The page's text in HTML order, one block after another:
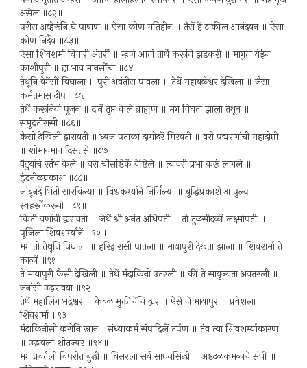
असेल ॥८२॥
परीस अव्हेरूंनि घे पाषाण ॥ ऐसा कोण मतिहीन ॥ तैसें हें टाकील आनंदवन ॥ ऐसा
कोण निर्दैव ॥८३॥
ऐसा शिवशर्मा विचारी अंतरीं ॥ म्हणे आतां तीर्थें करूनि झडकरी ॥ मागुता येईन
काशीपुरी ॥ हा भाव मानसींचा ॥८४॥
तेथूनि वेगेंसीं विघाला ॥ पुरी अवंतीस पावला ॥ तेथें महाबळेश्वर देखिला ॥ जैसा
कर्मतमास दीप ॥८५॥
तेथें करूनियां पूजन ॥ दानें तृप्त केले ब्राह्मण ॥ मग विघता झाला तेथून ॥
समुद्रतीरासी ॥८६॥
कैसी देखिली द्वारावती ॥ ध्वज पताका दामोदरें मिरवती ॥ वरी पद्मरागांची महादीप्ती
॥ शोभायमान दिसतसे ॥८७॥
वैडुर्याचे स्तंभ केले ॥ वरी चौसष्टिकें वेष्टिले ॥ त्यावरी प्रभा करूं लागले ॥
इंद्रनीळप्रकाश ॥८८॥
जांबूनदें भिंती सारविल्या ॥ विश्वकर्म्यानें निर्मिल्या ॥ बुद्धिप्रकाशें आपुल्य ।
स्वहस्तेंकरूनी ॥८९॥
किती वर्णावी द्वारावती ॥ जेथें श्री अनंत अधिपती ॥ तो तुळसीदळीं लक्ष्मीपती ॥
पूजिला शिवशर्म्यानें ॥९०॥
मग तो तेथूनि निघाला ॥ हरिद्वारासी पातला ॥ मायापुरी देखता झाला ॥ शिवशर्मा ते
काळीं ॥९१॥
ते मायापुरी कैसी देखिली ॥ तेथें मंदाकिनी उतरली ॥ कीं ते सायुज्यता अवतरली ॥
जनांसी उद्धरावया ॥९२॥
तेथें महालिंग भद्रेश्वर ॥ केवळ मुक्तीचेंचि द्वार ॥ ऐसें जें मायापुर ॥ प्रवेशला
शिवशर्मा ॥९३॥
मंदाकिनीसी करोनि स्नान । संध्याकर्म संपादिलें तर्पण ॥ तंव त्या शिवशर्म्याकारण
॥ उद्भवला शीतज्वर ॥९४॥
मग प्रवर्तली विपरीत बुद्धी ॥ विसरला सर्व साधनसिद्धी ॥ अष्टदळकमळाचे संधीं ॥